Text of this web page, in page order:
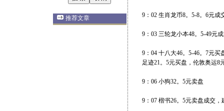
推荐文章 9：02 生肖龙币8。5-8。6元成
9：03 三轮龙小本48。5-49元
9：04 十八大46。5-46。7元
足迹21。5元买盘，伦敦奥运8
9：06 小狗32。5元卖盘
9：07 楷书26。5元卖盘成交，